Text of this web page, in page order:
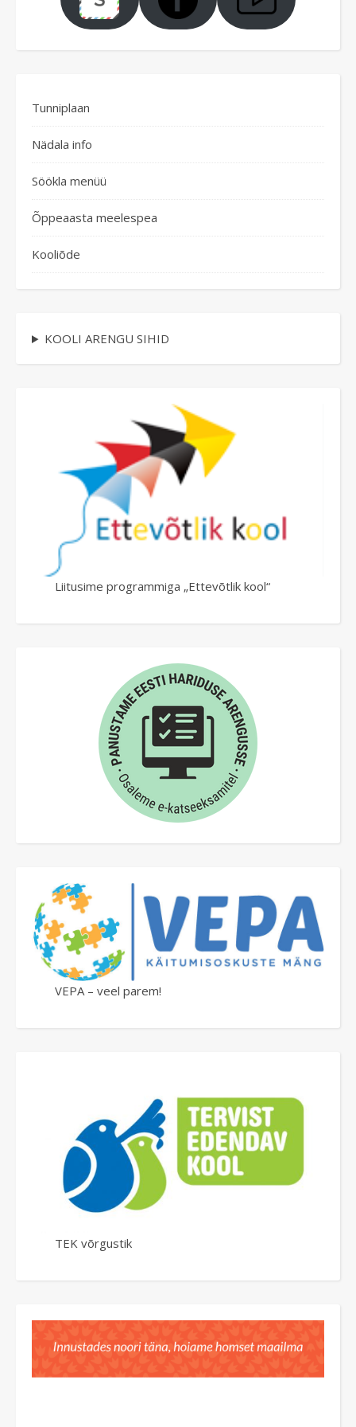
Tunniplaan
Nädala info
Söökla menüü
Õppeaasta meelespea
Kooliõde
KOOLI ARENGU SIHID
Liitusime programmiga „Ettevõtlik kool“
VEPA – veel parem!
TEK võrgustik